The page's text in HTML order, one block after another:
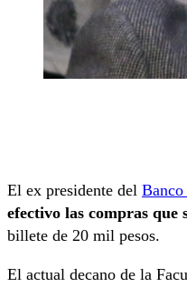
El ex presidente del
efectivo las compras que
billete de 20 mil pesos.
El actual decano de la